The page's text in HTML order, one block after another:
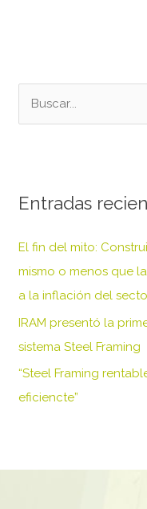
a
p
o
r
:
Entradas
El fin del mito:
mismo o menos que
a la inflación del
IRAM presentó la
sistema Steel Framing
“Steel Framing
eficiencte”